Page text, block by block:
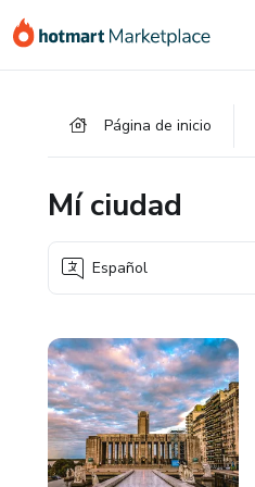
Página de inicio
Mí ciudad
Español